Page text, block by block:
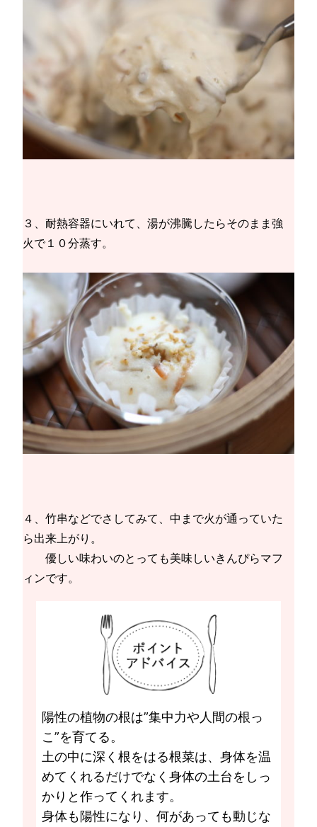
３、耐熱容器にいれて、湯が沸騰したらそのまま強
火で１０分蒸す。
４、竹串などでさしてみて、中まで火が通っていた
ら出来上がり。
優しい味わいのとっても美味しいきんぴらマフ
ィンです。
陽性の植物の根は”集中力や人間の根っ
こ”を育てる。
土の中に深く根をはる根菜は、身体を温
めてくれるだけでなく身体の土台をしっ
かりと作ってくれます。
身体も陽性になり、何があっても動じな